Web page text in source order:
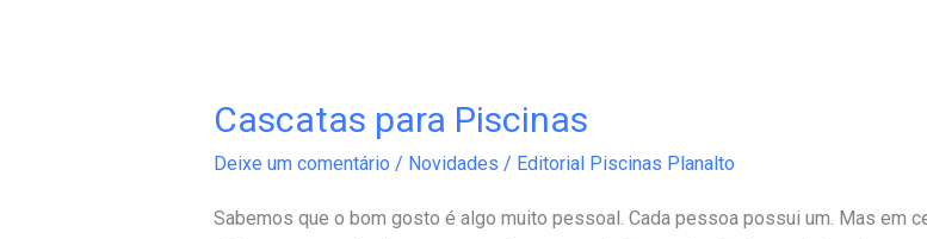
Cascatas para Piscinas
Deixe um comentário / Novidades / Editorial Piscinas Planalto
Sabemos que o bom gosto é algo muito pessoal. Cada pessoa possui um. Mas em
Cascatas